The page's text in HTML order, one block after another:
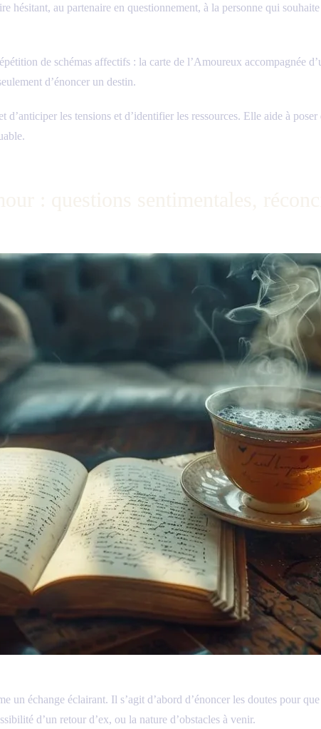
hésitant, au partenaire en questionnement, à la personne qui
de schémas affectifs : la carte de l’Amoureux accompagnée
d’énoncer un destin.
d’anticiper les tensions et d’identifier les ressources. Elle aide à
un échange éclairant. Il s’agit d’abord d’énoncer les doutes pour
d’un retour d’ex, ou la nature d’obstacles à venir.